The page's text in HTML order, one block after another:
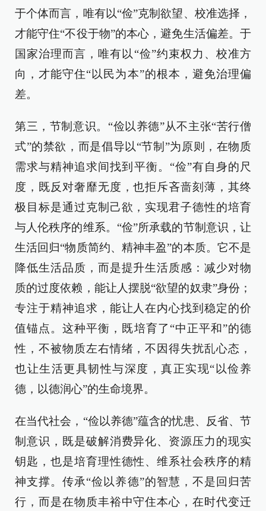
于个体而言，唯有以“俭”克制欲望、校准选择，
才能守住“不役于物”的本心，避免生活偏差。于
国家治理而言，唯有以“俭”约束权力、校准方
向，才能守住“以民为本”的根本，避免治理偏
差。
第三，节制意识。“俭以养德”从不主张“苦行僧
式”的禁欲，而是倡导以“节制”为原则，在物质
需求与精神追求间找到平衡。“俭”有自身的尺
度，既反对奢靡无度，也拒斥吝啬刻薄，其终
极目标是通过克制己欲，实现君子德性的培育
与人伦秩序的维系。“俭”所承载的节制意识，让
生活回归“物质简约、精神丰盈”的本质。它不是
降低生活品质，而是提升生活质感：减少对物
质的过度依赖，能让人摆脱“欲望的奴隶”身份；
专注于精神追求，能让人在内心找到稳定的价
值锚点。这种平衡，既培育了“中正平和”的德
性，不被物质左右情绪，不因得失扰乱心态，
也让生活更具韧性与深度，真正实现“以俭养
德，以德润心”的生命境界。
在当代社会，“俭以养德”蕴含的忧患、反省、节
制意识，既是破解消费异化、资源压力的现实
钥匙，也是培育理性德性、维系社会秩序的精
神支撑。传承“俭以养德”的智慧，不是回归苦
行，而是在物质丰裕中守住本心，在时代变迁